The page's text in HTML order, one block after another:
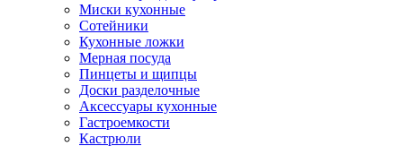
Миски кухонные
Сотейники
Кухонные ложки
Мерная посуда
Пинцеты и щипцы
Доски разделочные
Аксессуары кухонные
Гастроемкости
Кастрюли